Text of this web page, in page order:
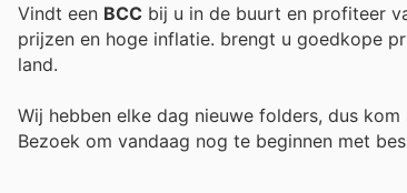
Vindt een BCC bij u in de buurt en profiteer
prijzen en hoge inflatie. brengt u goedkope
land.
Wij hebben elke dag nieuwe folders, dus
Bezoek om vandaag nog te beginnen met